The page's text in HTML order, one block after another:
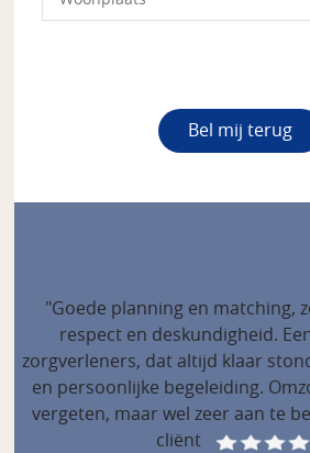
"Goede planning en matching,
respect en deskundigheid.
zorgverleners, dat altijd klaar
en persoonlijke begeleiding.
vergeten, maar wel zeer aan te
cliënt